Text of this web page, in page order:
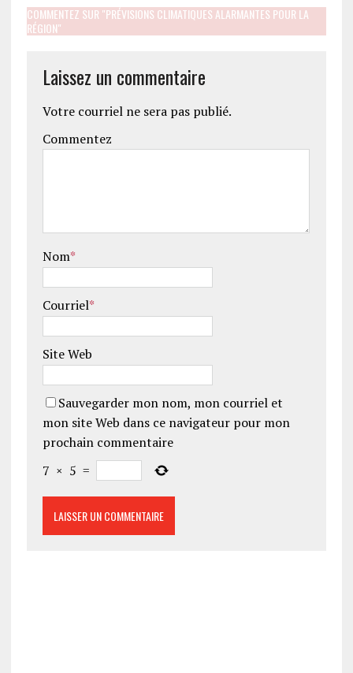
COMMENTEZ SUR "PRÉVISIONS CLIMATIQUES ALARMANTES POUR LA
RÉGION"
Laissez un commentaire
Votre courriel ne sera pas publié.
Commentez
Nom*
Courriel*
Site Web
Sauvegarder mon nom, mon courriel et
mon site Web dans ce navigateur pour mon
prochain commentaire
7 × 5 =